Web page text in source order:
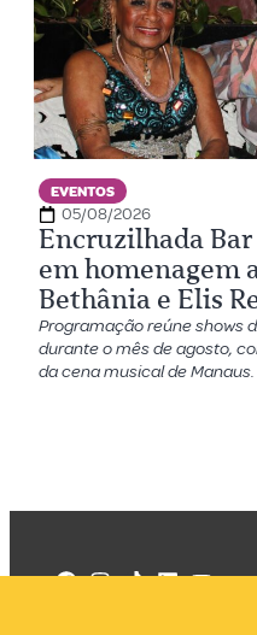
EVENTOS
05/08/2026
Encruzilhada
em homenagem
Bethânia e Elis
Programação reúne shows
durante o mês de agosto,
da cena musical de Manaus.